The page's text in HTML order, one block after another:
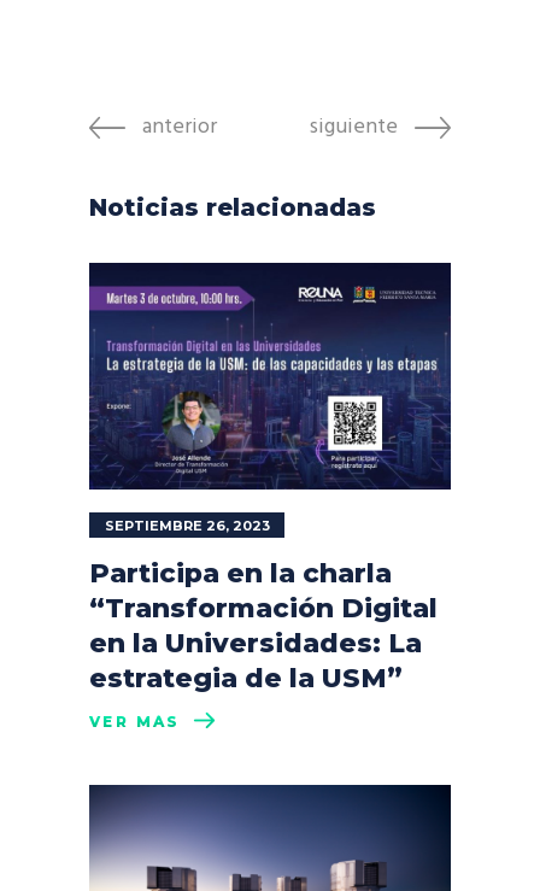
anterior siguiente
Noticias relacionadas
SEPTIEMBRE 26, 2023
Participa en la charla
“Transformación Digital
en la Universidades: La
estrategia de la USM”
VER MÁS